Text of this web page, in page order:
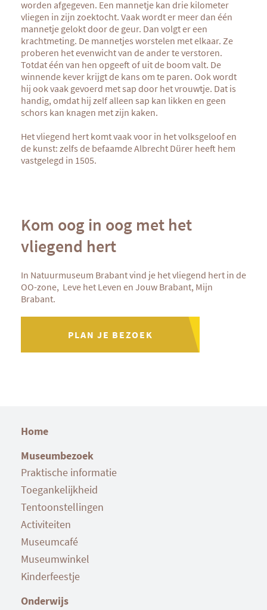
worden afgegeven. Een mannetje kan drie kilometer
vliegen in zijn zoektocht. Vaak wordt er meer dan één
mannetje gelokt door de geur. Dan volgt er een
krachtmeting. De mannetjes worstelen met elkaar. Ze
proberen het evenwicht van de ander te verstoren.
Totdat één van hen opgeeft of uit de boom valt. De
winnende kever krijgt de kans om te paren. Ook wordt
hij ook vaak gevoerd met sap door het vrouwtje. Dat is
handig, omdat hij zelf alleen sap kan likken en geen
schors kan knagen met zijn kaken.
Het vliegend hert komt vaak voor in het volksgeloof en
de kunst: zelfs de befaamde Albrecht Dürer heeft hem
vastgelegd in 1505.
Kom oog in oog met het
vliegend hert
In Natuurmuseum Brabant vind je het vliegend hert in de
OO-zone, Leve het Leven en Jouw Brabant, Mijn
Brabant.
PLAN JE BEZOEK
Home
Museumbezoek
Praktische informatie
Toegankelijkheid
Tentoonstellingen
Activiteiten
Museumcafé
Museumwinkel
Kinderfeestje
Onderwijs